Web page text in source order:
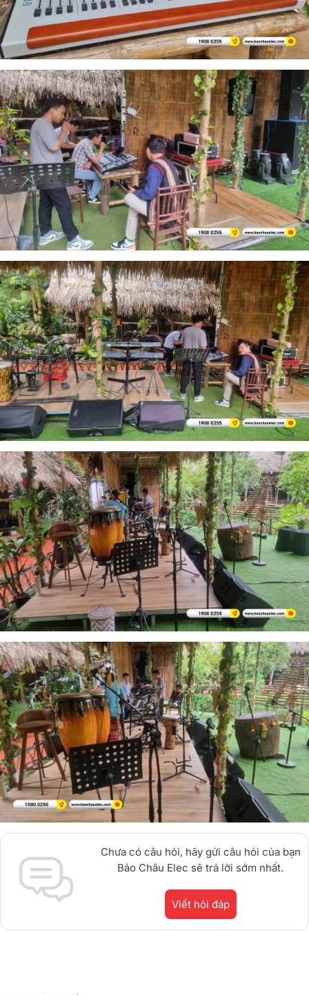
Chưa có câu hỏi, hãy gửi câu hỏi của bạn
Bảo Châu Elec sẽ trả lời sớm nhất.
Viết hỏi đáp